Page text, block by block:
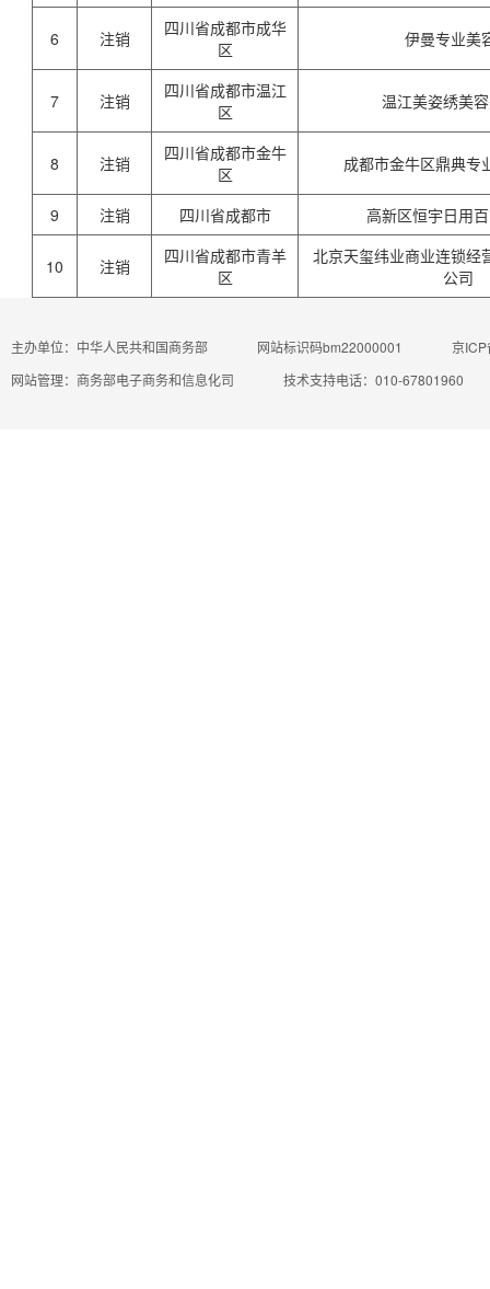
6 注销
四川省成都市成华
区
伊曼专业美
7 注销
四川省成都市温江
区
温江美姿绣美
8 注销
四川省成都市金牛
区
成都市金牛区鼎典专
9 注销 四川省成都市 高新区恒宇日用
10 注销
四川省成都市青羊
区
北京天玺纬业商业连锁经
公司
主办单位：中华人民共和国商务部 网站标识码bm22000001
京
网站管理：商务部电子商务和信息化司
技术支持电话：010-67801960